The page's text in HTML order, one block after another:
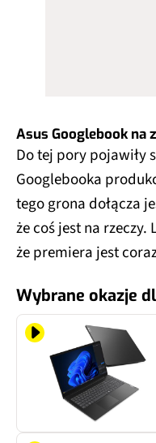
Asus Googlebook na
Do tej pory pojawiły
Googlebooka
tego grona dołącza
że coś jest na
że premiera jest
Wybrane okazje